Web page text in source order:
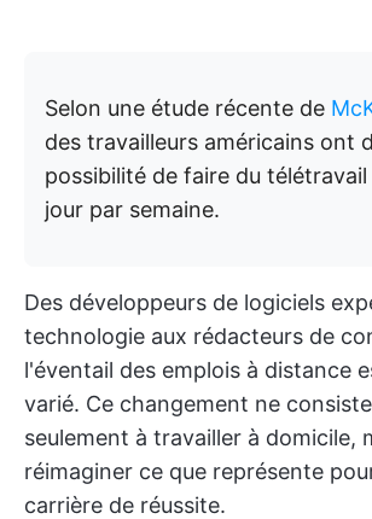
Selon une étude récente de
des travailleurs américains ont
possibilité de faire du télétravail
jour par semaine.
Des développeurs de logiciels
technologie aux rédacteurs de
l'éventail des emplois à distance
varié. Ce changement ne
seulement à travailler à domicile,
réimaginer ce que représente
carrière de réussite.